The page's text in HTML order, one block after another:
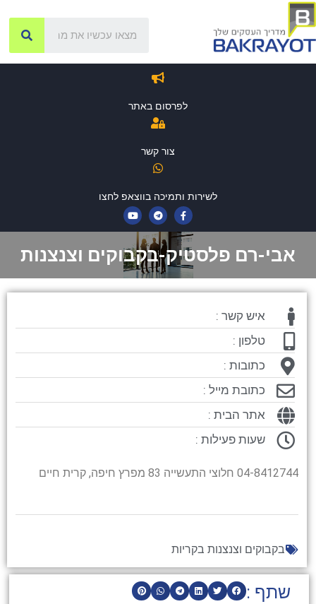
לפרסום באתר
צור קשר
לשירות ותמיכה בווצאפ לחצו
אבי-רם פלסטיק-בקבוקים וצנצנות
שתף :
איש קשר :
טלפון :
כתובות :
כתובת מייל :
אתר הבית :
שעות פעילות :
04-8412744 חלוצי התעשייה 83 מפרץ חיפה, קרית חיים
בקבוקים וצנצנות בקריות